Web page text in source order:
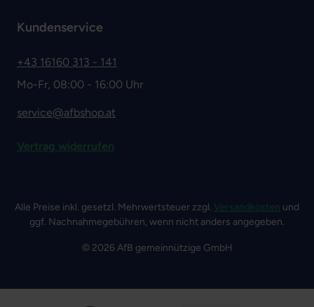
Kundenservice
+43 16160 313 - 141
Mo-Fr, 08:00 - 16:00 Uhr
service@afbshop.at
Vertrag widerrufen
Alle Preise inkl. gesetzl. Mehrwertsteuer zzgl. Versandkosten und
ggf. Nachnahmegebühren, wenn nicht anders angegeben.
© 2026 AfB gemeinnützige GmbH